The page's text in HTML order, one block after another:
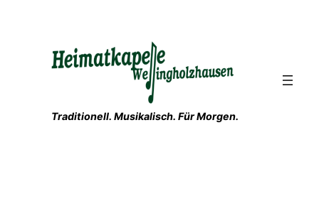
Traditionell. Musikalisch. Für Morgen.